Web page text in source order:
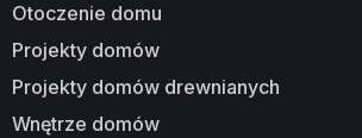
otoczenie domu
projekty domów
projekty domów drewnianych
wnętrze domów